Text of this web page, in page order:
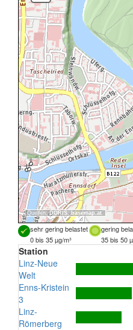
Quellen:DORIS, basemap.at
sehr gering belastet gering
0 bis 35 µg/m³
35 bis 50
Station
Linz-Neue
Welt
Enns-Kristein
3
Linz-
Römerberg